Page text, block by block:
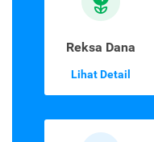
Reksa Dana
Lihat Detail